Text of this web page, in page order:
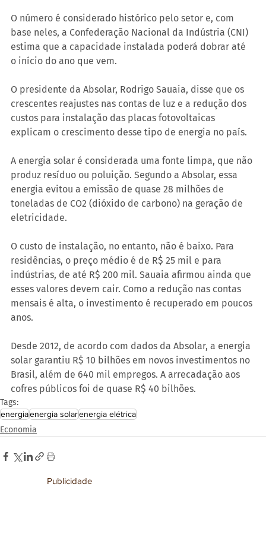
O número é considerado histórico pelo setor e, com
base neles, a Confederação Nacional da Indústria (CNI)
estima que a capacidade instalada poderá dobrar até
o início do ano que vem.
O presidente da Absolar, Rodrigo Sauaia, disse que os
crescentes reajustes nas contas de luz e a redução dos
custos para instalação das placas fotovoltaicas
explicam o crescimento desse tipo de energia no país.
A energia solar é considerada uma fonte limpa, que não
produz resíduo ou poluição. Segundo a Absolar, essa
energia evitou a emissão de quase 28 milhões de
toneladas de CO2 (dióxido de carbono) na geração de
eletricidade.
O custo de instalação, no entanto, não é baixo. Para
residências, o preço médio é de R$ 25 mil e para
indústrias, de até R$ 200 mil. Sauaia afirmou ainda que
esses valores devem cair. Como a redução nas contas
mensais é alta, o investimento é recuperado em poucos
anos.
Desde 2012, de acordo com dados da Absolar, a energia
solar garantiu R$ 10 bilhões em novos investimentos no
Brasil, além de 640 mil empregos. A arrecadação aos
cofres públicos foi de quase R$ 40 bilhões.
Tags:
energiaenergia solarenergia elétrica
Economia
Publicidade